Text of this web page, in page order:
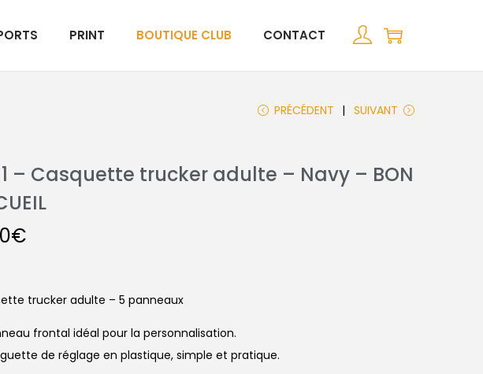
PRINT BOUTIQUE CLUB CONTACT
PRÉCÉDENT SUIVANT
– Casquette trucker adulte – Navy – BON
€
trucker adulte – 5 panneaux
frontal idéal pour la personnalisation.
de réglage en plastique, simple et pratique.